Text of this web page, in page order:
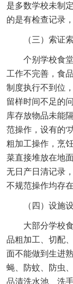
是多数学校未制
的是有检查记录
（三）索证索
个别学校食堂
工作不完善，食
制度执行不到位
留样时间不足的
库存放物品未能
范操作，设有的'
粗加工操作，烹
菜直接堆放在地
无日产日清记录
不规范操作均存在
（四）设施设
大部分学校食
品粗加工、切配
面不能做到生进
蝇、防蚊、防虫
品清洗水池、洗